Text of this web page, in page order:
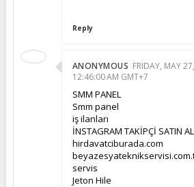
Reply
ANONYMOUS FRIDAY, MAY
12:46:00 AM GMT+7
SMM PANEL
Smm panel
iş ilanları
İNSTAGRAM TAKİPÇİ SATIN AL
hirdavatciburada.com
servis
Jeton Hile